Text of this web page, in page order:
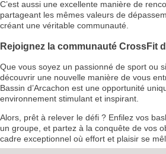
C’est aussi une excellente manière de
partageant les mêmes valeurs de
créant une véritable communauté.
Rejoignez la communauté CrossFit
Que vous soyez un passionné de sport ou
découvrir une nouvelle manière de vous
Bassin d’Arcachon est une opportunité
environnement stimulant et inspirant.
Alors, prêt à relever le défi ? Enfilez vos
un groupe, et partez à la conquête de vos
cadre exceptionnel où effort et plaisir se